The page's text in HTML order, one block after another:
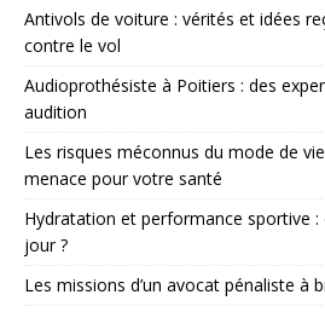
Antivols de voiture : vérités et idées
contre le vol
Audioprothésiste à Poitiers : des
audition
Les risques méconnus du mode de
menace pour votre santé
Hydratation et performance sportive :
jour ?
Les missions d’un avocat pénaliste à